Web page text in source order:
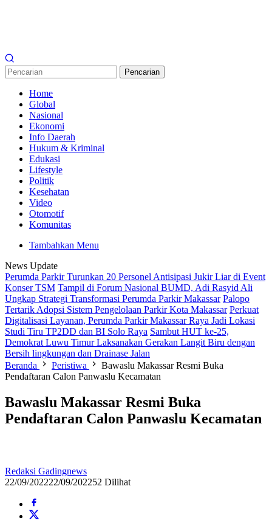
Pencarian
Home
Global
Nasional
Ekonomi
Info Daerah
Hukum & Kriminal
Edukasi
Lifestyle
Politik
Kesehatan
Video
Otomotif
Komunitas
Tambahkan Menu
News Update
Perumda Parkir Turunkan 20 Personel Antisipasi Jukir Liar di Event
Konser TSM Tampil di Forum Nasional BUMD, Adi Rasyid Ali
Ungkap Strategi Transformasi Perumda Parkir Makassar Palopo
Tertarik Adopsi Sistem Pengelolaan Parkir Kota Makassar Perkuat
Digitalisasi Layanan, Perumda Parkir Makassar Raya Jadi Lokasi
Studi Tiru TP2DD dan BI Solo Raya Sambut HUT ke-25,
Demokrat Luwu Timur Laksanakan Gerakan Langit Biru dengan
Bersih lingkungan dan Drainase Jalan
Beranda
Peristiwa
Bawaslu Makassar Resmi Buka
Pendaftaran Calon Panwaslu Kecamatan
Bawaslu Makassar Resmi Buka
Pendaftaran Calon Panwaslu Kecamatan
Redaksi Gadingnews
22/09/202222/09/202252 Dilihat